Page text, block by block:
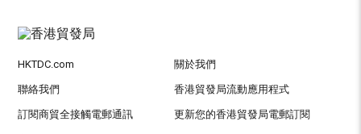
HKTDC.com 關於我們
聯絡我們 香港貿發局流動應用程式
訂閱商貿全接觸電郵通訊 更新您的香港貿發局電郵訂閱